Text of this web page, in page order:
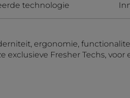
technologie
ergonomie,
Fresher Techs,